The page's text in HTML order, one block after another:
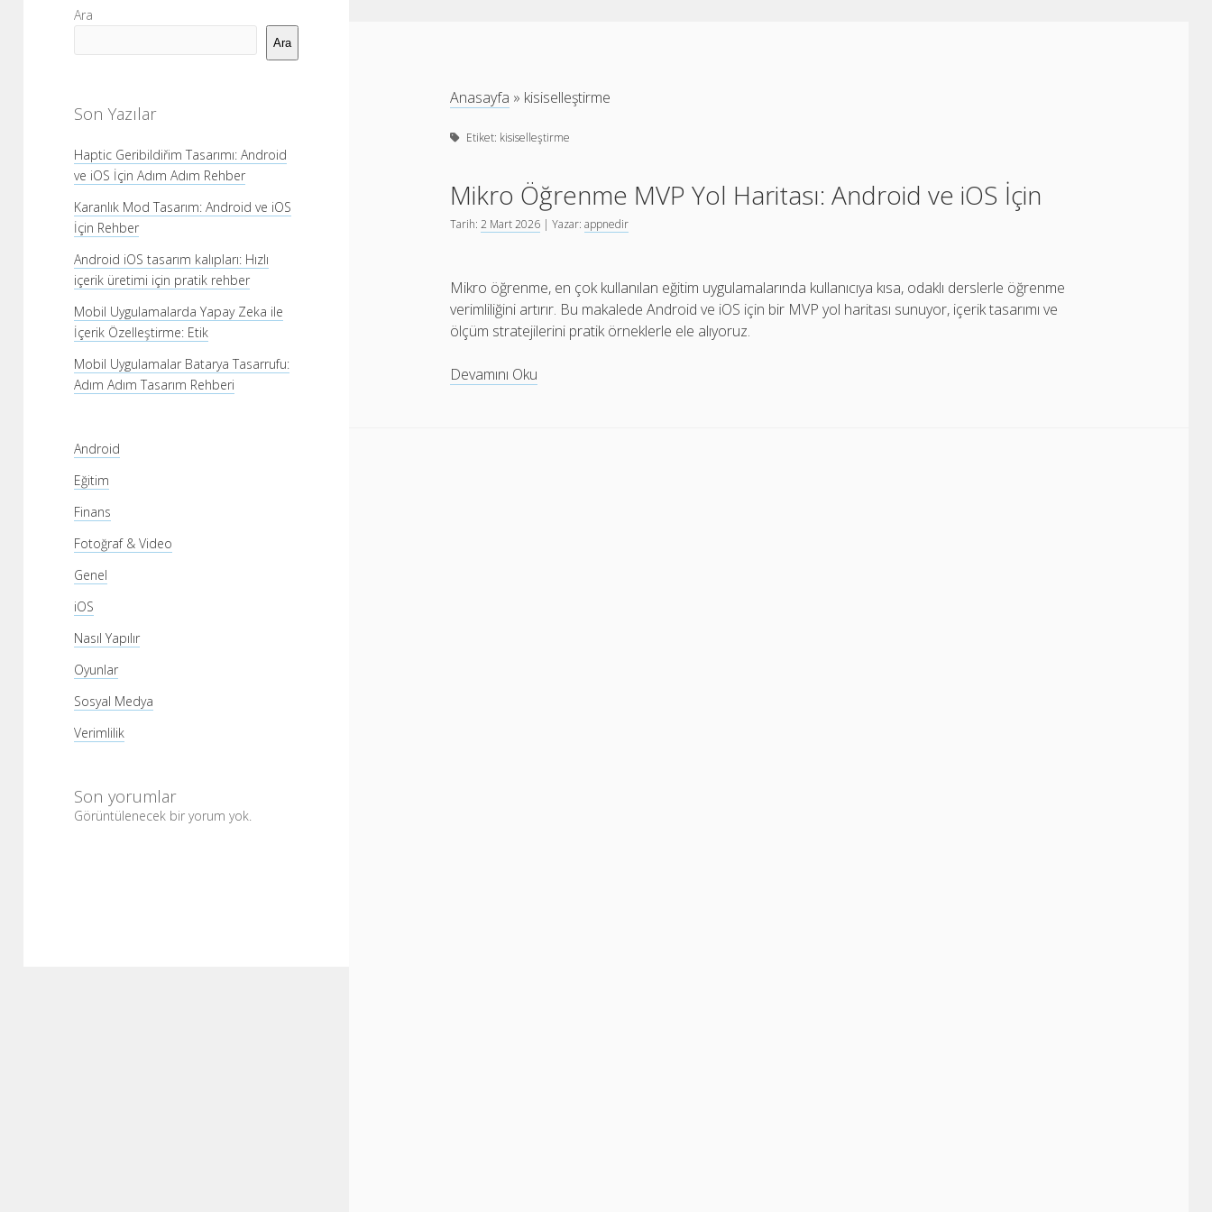
Yan
Menü
Ara
Ara
Son Yazılar
Haptic Geribildiřim Tasarımı: Android
ve iOS İçin Adım Adım Rehber
Karanlık Mod Tasarım: Android ve iOS
İçin Rehber
Android iOS tasarım kalıpları: Hızlı
içerik üretimi için pratik rehber
Mobil Uygulamalarda Yapay Zeka ile
İçerik Özelleştirme: Etik
Mobil Uygulamalar Batarya Tasarrufu:
Adım Adım Tasarım Rehberi
Android
Eğitim
Finans
Fotoğraf & Video
Genel
iOS
Nasıl Yapılır
Oyunlar
Sosyal Medya
Verimlilik
Son yorumlar
Görüntülenecek bir yorum yok.
Anasayfa » kisiselleştirme
Etiket: kisiselleştirme
Mikro Öğrenme MVP Yol Haritası: Android ve iOS İçin
Tarih:2 Mart 2026 | Yazar:appnedir
Mikro öğrenme, en çok kullanılan eğitim uygulamalarında kullanıcıya kısa, odaklı derslerle öğrenme
verimliliğini artırır. Bu makalede Android ve iOS için bir MVP yol haritası sunuyor, içerik tasarımı ve
ölçüm stratejilerini pratik örneklerle ele alıyoruz.
Devamını Oku